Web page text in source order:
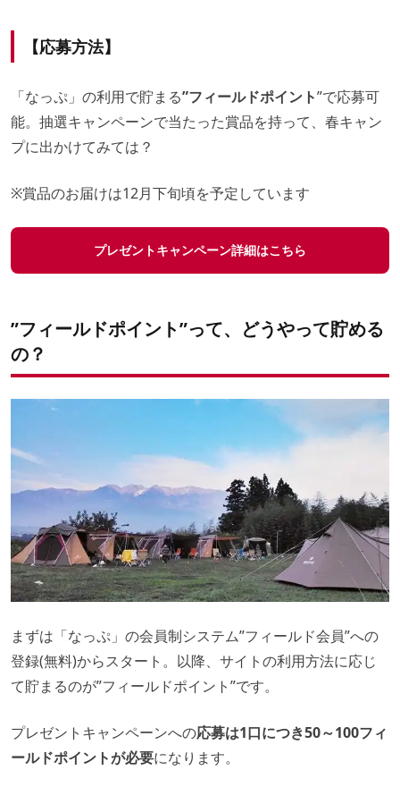
【応募方法】
「なっぷ」の利用で貯まる”フィールドポイント”で応募可
能。抽選キャンペーンで当たった賞品を持って、春キャン
プに出かけてみては？
※賞品のお届けは12月下旬頃を予定しています
プレゼントキャンペーン詳細はこちら
”フィールドポイント”って、どうやって貯める
の？
まずは「なっぷ」の会員制システム”フィールド会員”への
登録(無料)からスタート。以降、サイトの利用方法に応じ
て貯まるのが”フィールドポイント”です。
プレゼントキャンペーンへの応募は1口につき50～100フィ
ールドポイントが必要になります。